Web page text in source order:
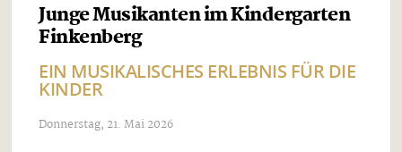
Junge Musikanten im Kindergarten
Finkenberg
EIN MUSIKALISCHES ERLEBNIS FÜR DIE
KINDER
Donnerstag, 21. Mai 2026